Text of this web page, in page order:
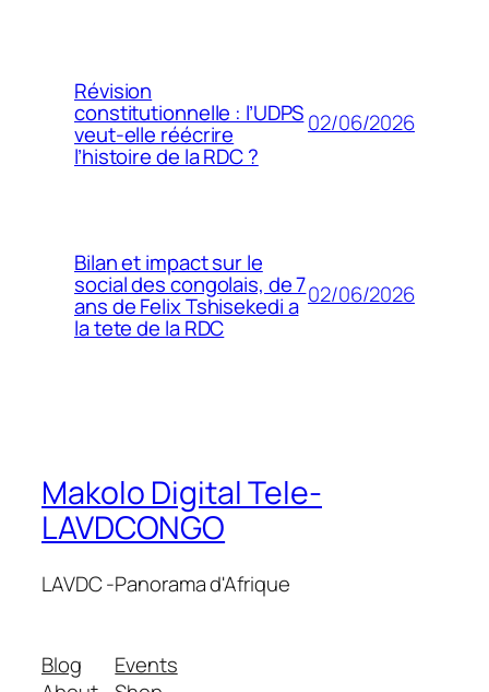
Révision
constitutionnelle : l’UDPS
veut-elle réécrire
l’histoire de la RDC ?
02/06/2026
Bilan et impact sur le
social des congolais, de 7
ans de Felix Tshisekedi a
la tete de la RDC
02/06/2026
Makolo Digital Tele-
LAVDCONGO
LAVDC -Panorama d'Afrique
Blog
Events